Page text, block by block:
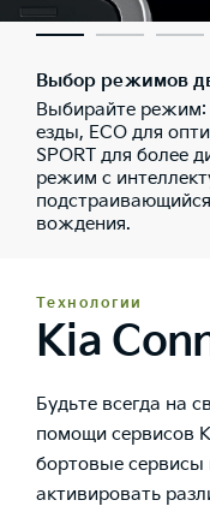
Выбор режимов
Выбирайте режим:
езды, ECO для
SPORT для более
режим с
вождения.
Технологии
Kia
Будьте всегда на
помощи сервисов
бортовые сервисы
активировать